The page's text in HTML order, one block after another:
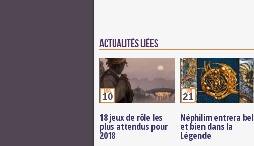
Actualités Liées
janv.
10
18 jeux de rôle les
plus attendus pour
2018
juin
21
Néphilim entrera bel
et bien dans la
Légende